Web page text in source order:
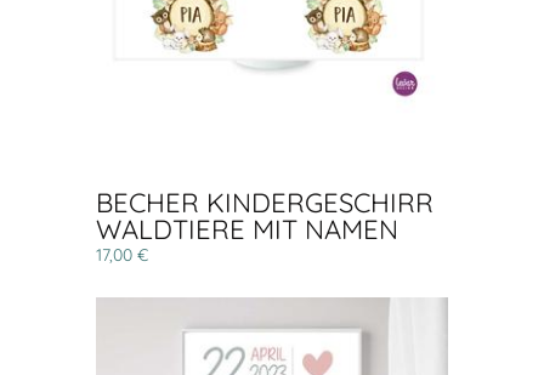
BECHER KINDERGESCHIRR
WALDTIERE MIT NAMEN
17,00 €